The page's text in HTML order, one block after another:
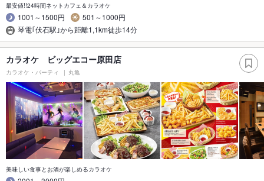
最安値!!24時間ネットカフェ＆カラオケ
1001～1500円
501～1000円
琴電｢伏石駅｣から距離1,1km徒歩14分
カラオケ ビッグエコー原田店
カラオケ・パーティ 丸亀
美味しい食事とお酒が楽しめるカラオケ